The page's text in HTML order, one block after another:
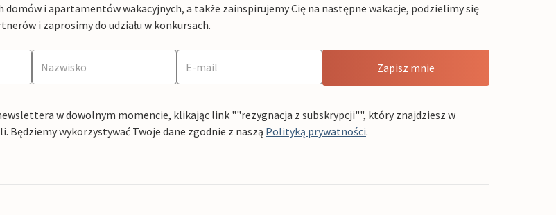
domów i apartamentów wakacyjnych, a także zainspirujemy Cię na następne wakacje, podzielimy się
i zaprosimy do udziału w konkursach.
Zapisz mnie
w dowolnym momencie, klikając link ""rezygnacja z subskrypcji"", który znajdziesz w
Będziemy wykorzystywać Twoje dane zgodnie z naszą Polityką prywatności.